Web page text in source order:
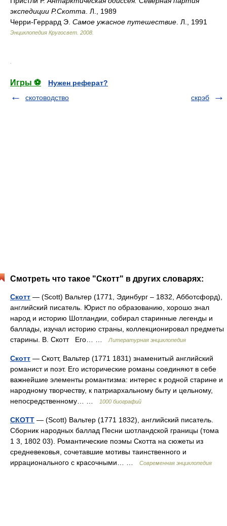
экспедиции Р.Скотта . Л., 1989
Черри-Геррард Э. Самое ужасное путешествие . Л., 1991
Энциклопедия Кругосвет 2008
Игры ⚽
Нужен реферат?
скотоводство
скрэб
Смотреть что такое "Скотт" в других словарях:
Скотт — (Scott) Вальтер (1771, Эдинбург – 1832, Абботсфорд),
английский писатель. Юрист по образованию, хорошо знал
народ и историю Шотландии, собирал старинные легенды и
баллады, изучал историю страны, коллекционировал предметы
старины. В. Скотт Его… …
Литературная энциклопедия
Скотт — Скотт, Вальтер (1771 1831) знаменитый английский
романист и поэт. Его исторические романы соединяют в себе
важнейшие элементы романтизма: интерес к родной старине и
народному творчеству, к патриархальному быту и цельному,
непосредственному… …
1000 биографий
СКОТТ — (Scott) Вальтер (1771 1832), английский писатель.
Сборник народных баллад Песни шотландской границы (тома
1 3, 1802 03). Романтические поэмы Скотта на сюжеты из
средневековья, сочетавшие мотивы таинственного и
иррационального с красочными… …
Современная энциклопедия